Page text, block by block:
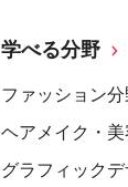
学べる分野
ファッション分
ヘアメイク・
グラフィック